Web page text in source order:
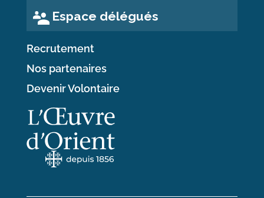
Espace délégués
Recrutement
Nos partenaires
Devenir Volontaire